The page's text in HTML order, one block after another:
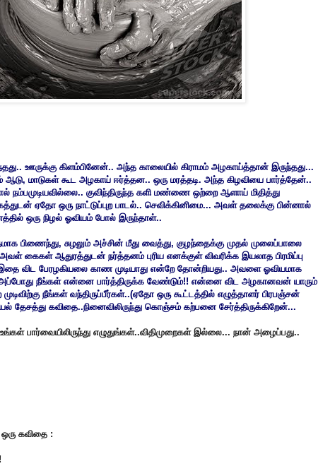
ஊருக்கு கிளம்பினேன்.. அந்த காலையில் கிராமம் அழகாய்த்தான் இருந்தது...
ஆடு, மாடுகள் கூட அழகாய் ஈர்த்தன.. ஒரு மரத்தடி. அந்த கிழவியை பார்த்தேன்..
குவிந்திருந்த களி மண்ணை ஒற்றை ஆளாய் மிதித்து
ஏதோ ஒரு நாட்டுப்புற பாடல்.. செவிக்கினிமை... அவள் தலைக்கு பின்னால்
ஒரு நிழல் ஓவியம் போல் இருந்தாள்..
பிணைந்து, சுழலும் அச்சின் மீது வைத்து, குழந்தைக்கு முதல் முலைப்பாலை
கைகள் ஆதுரத்துடன் நர்த்தனம் புரிய எனக்குள் விவரிக்க இயலாத பிரமிப்பு
விட பேரழகியலை காண முடியாது என்றே தோன்றியது.. அவளை ஓவியமாக
நீங்கள் என்னை பார்த்திருக்க வேண்டும்!! என்னை விட அழகானவன் யாரும்
முடிவிற்கு நீங்கள் வந்திருப்பீர்கள்..(ஏதோ ஒரு கூட்டத்தில் எழுத்தாளர் பிரபஞ்சன்
தேசத்து கவிதை..நினைவிலிருந்து கொஞ்சம் கற்பனை சேர்த்திருக்கிறேன்...
பார்வையிலிருந்து எழுதுங்கள்..விதிமுறைகள் இல்லை... நான் அழைப்பது..
ஒரு கவிதை :